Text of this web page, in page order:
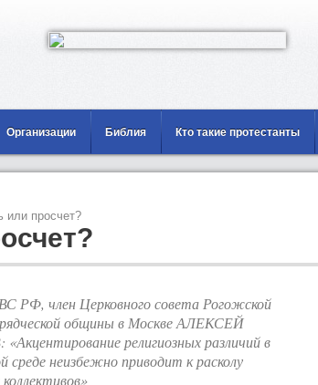
Организации Библия Кто такие протестанты
или просчет?
РФ, член Церковного совета Рогожской
общины в Москве АЛЕКСЕЙ
религиозных различий в
среде неизбежно приводит к расколу